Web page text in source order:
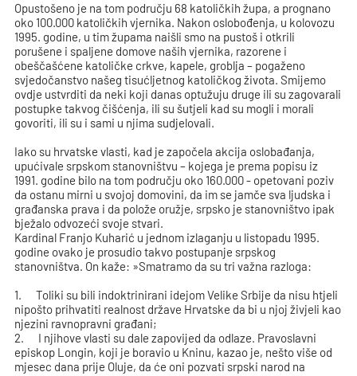
Opustošeno je na tom području 68 katoličkih župa, a prognano
oko 100.000 katoličkih vjernika. Nakon oslobođenja, u kolovozu
1995. godine, u tim župama naišli smo na pustoš i otkrili
porušene i spaljene domove naših vjernika, razorene i
obeščašćene katoličke crkve, kapele, groblja – pogaženo
svjedočanstvo našeg tisućljetnog katoličkog života. Smijemo
ovdje ustvrditi da neki koji danas optužuju druge ili su zagovarali
postupke takvog čišćenja, ili su šutjeli kad su mogli i morali
govoriti, ili su i sami u njima sudjelovali.
Iako su hrvatske vlasti, kad je započela akcija oslobađanja,
upućivale srpskom stanovništvu – kojega je prema popisu iz
1991. godine bilo na tom području oko 160.000 - opetovani poziv
da ostanu mirni u svojoj domovini, da im se jamče sva ljudska i
građanska prava i da polože oružje, srpsko je stanovništvo ipak
bježalo odvozeći svoje stvari.
Kardinal Franjo Kuharić u jednom izlaganju u listopadu 1995.
godine ovako je prosudio takvo postupanje srpskog
stanovništva. On kaže: »Smatramo da su tri važna razloga:
1. Toliki su bili indoktrinirani idejom Velike Srbije da nisu htjeli
nipošto prihvatiti realnost države Hrvatske da bi u njoj živjeli kao
njezini ravnopravni građani;
2. I njihove vlasti su dale zapovijed da odlaze. Pravoslavni
episkop Longin, koji je boravio u Kninu, kazao je, nešto više od
mjesec dana prije Oluje, da će oni pozvati srpski narod na